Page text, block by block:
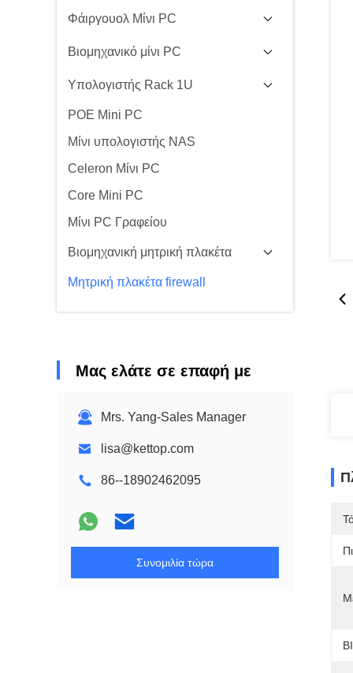
Φάιργουολ Μίνι PC
Βιομηχανικό μίνι PC
Υπολογιστής Rack 1U
POE Mini PC
Μίνι υπολογιστής NAS
Celeron Μίνι PC
Core Mini PC
Μίνι PC Γραφείου
Βιομηχανική μητρική πλακέτα
Μητρική πλακέτα firewall
Μας ελάτε σε επαφή με
Mrs. Yang-Sales Manager
lisa@kettop.com
86--18902462095
Συνομιλία τώρα